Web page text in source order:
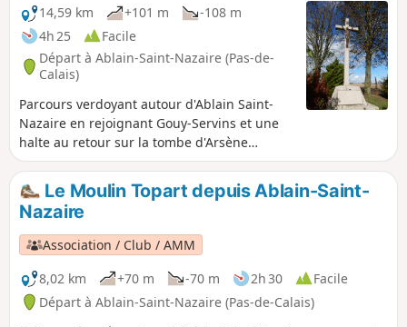
14,59 km
+101 m
-108 m
4h 25
Facile
Départ à Ablain-Saint-Nazaire (Pas-de-
Calais)
Parcours verdoyant autour d'Ablain Saint-
Nazaire en rejoignant Gouy-Servins et une
halte au retour sur la tombe d'Arsène
Lemaire « La Guérisseuse ».
Le Moulin Topart depuis Ablain-Saint-
Nazaire
Association / Club / AMM
8,02 km
+70 m -70 m 2h 30
Facile
Départ à Ablain-Saint-Nazaire (Pas-de-Calais)